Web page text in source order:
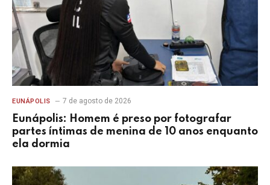
EUNÁPOLIS 7 de agosto de 2026
Eunápolis: Homem é preso por fotografar
partes íntimas de menina de 10 anos enquanto
ela dormia